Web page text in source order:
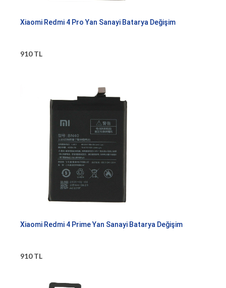
Xiaomi Redmi 4 Pro Yan Sanayi Batarya Değişim
910 TL
Xiaomi Redmi 4 Prime Yan Sanayi Batarya Değişim
910 TL